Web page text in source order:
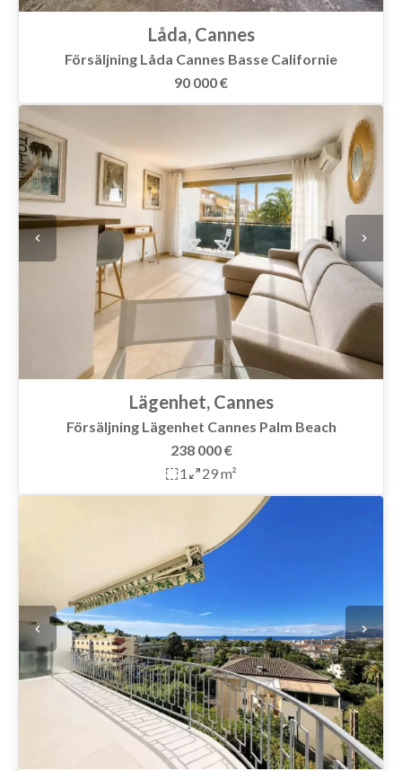
Låda, Cannes
Försäljning Låda Cannes Basse Californie
90 000 €
Lägenhet, Cannes
Försäljning Lägenhet Cannes Palm Beach
238 000 €
1
29 m²